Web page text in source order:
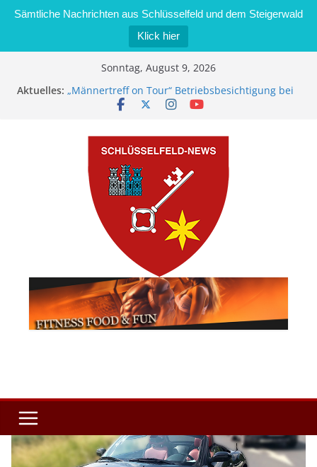
Sämtliche Nachrichten aus Schlüsselfeld und dem Steigerwald
Klick hier
Sonntag, August 9, 2026
Aktuelles: „Männertreff on Tour“ Betriebsbesichtigung bei
der Schreinerei Zimmermann GmbH
Brand in Sägewerk in Bernroth schnell unter
Kontrolle
Stadt Schlüsselfeld bietet Online-Anmeldung für
Kindergartenplätze an
Dieseldiebstahl im Wert von 600 Euro